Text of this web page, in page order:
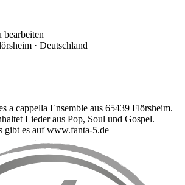
bearbeiten
· Deutschland
a cappella Ensemble aus 65439 Flörsheim.
Lieder aus Pop, Soul und Gospel.
gibt es auf www.fanta-5.de